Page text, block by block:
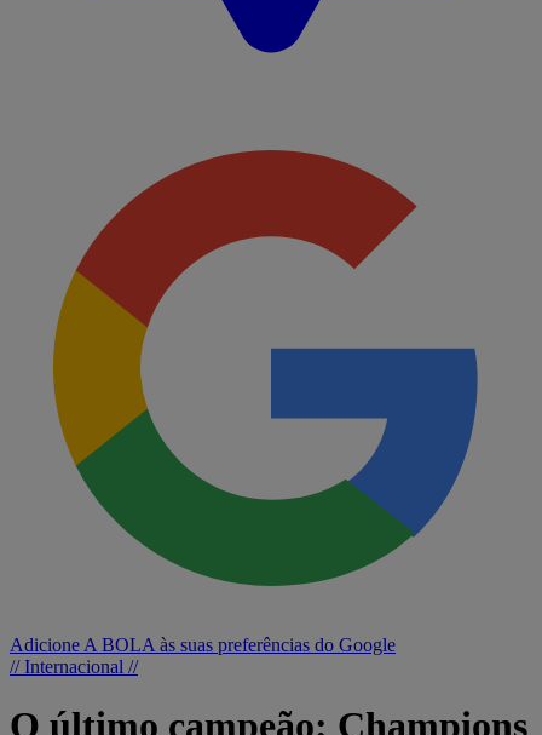
Adicione A BOLA às suas preferências do Google
// Internacional //
O último campeão: Champions